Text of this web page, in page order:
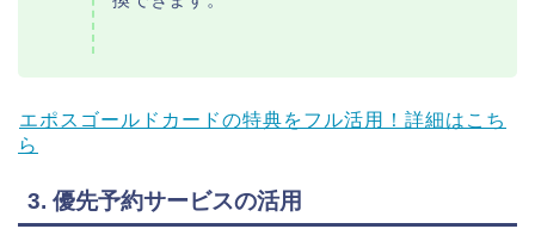
エポスゴールドカードの特典をフル活用！詳細はこち
ら
3. 優先予約サービスの活用